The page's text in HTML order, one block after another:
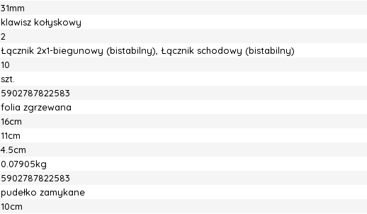
31mm
klawisz kołyskowy
2
Łącznik 2x1-biegunowy (bistabilny), Łącznik schodowy (bistabilny)
10
szt.
5902787822583
folia zgrzewana
16cm
11cm
4.5cm
0.07905kg
5902787822583
pudełko zamykane
10cm